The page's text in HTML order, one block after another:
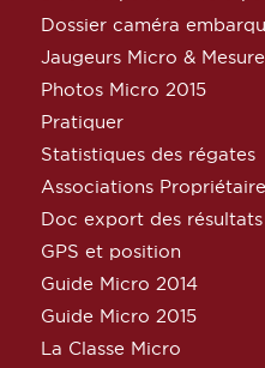
Dossier caméra
Jaugeurs Micro &
Photos Micro 2015
Pratiquer
Statistiques des régates
Associations
Doc export des résultats
GPS et position
Guide Micro 2014
Guide Micro 2015
La Classe Micro